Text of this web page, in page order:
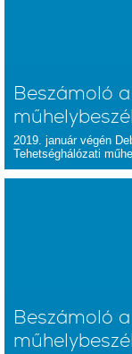
Beszámoló
2019. január végén
Tehetséghálózati
Beszámoló